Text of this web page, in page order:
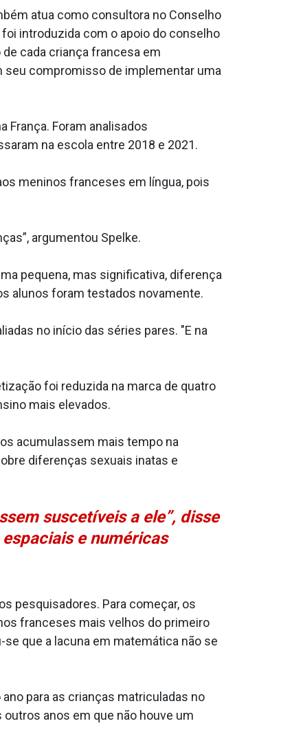
atua como consultora no Conselho
introduzida com o apoio do conselho
cada criança francesa em
seu compromisso de implementar uma
França. Foram analisados
na escola entre 2018 e 2021.
meninos franceses em língua, pois
argumentou Spelke.
pequena, mas significativa, diferença
alunos foram testados novamente.
no início das séries pares. "E na
foi reduzida na marca de quatro
mais elevados.
acumulassem mais tempo na
diferenças sexuais inatas e
suscetíveis a ele”, disse
e numéricas
pesquisadores. Para começar, os
franceses mais velhos do primeiro
que a lacuna em matemática não se
para as crianças matriculadas no
anos em que não houve um